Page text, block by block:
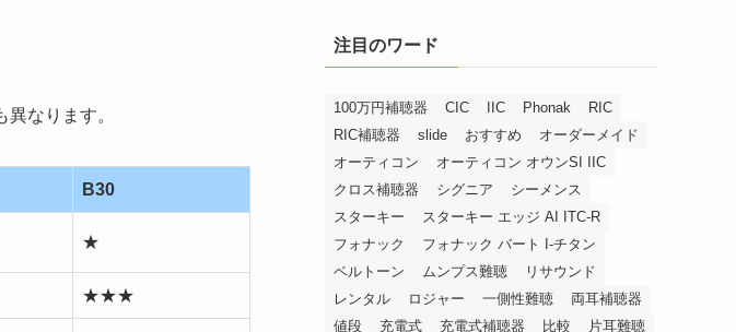
なります。
B30
★
★★★
注目のワード
100万円補聴器 CIC IIC Phonak
RIC
RIC補聴器
slide おすすめ
オーダーメイド
オーティコン
オーティコン オウンSI IIC
クロス補聴器
シグニア
シーメンス
スターキー
スターキー エッジ AI ITC-R
フォナック
フォナック バート I-チタン
ベルトーン
ムンプス難聴
リサウンド
レンタル
ロジャー 一側性難聴
両耳補聴器
値段
充電式 充電式補聴器 比較 片耳難聴